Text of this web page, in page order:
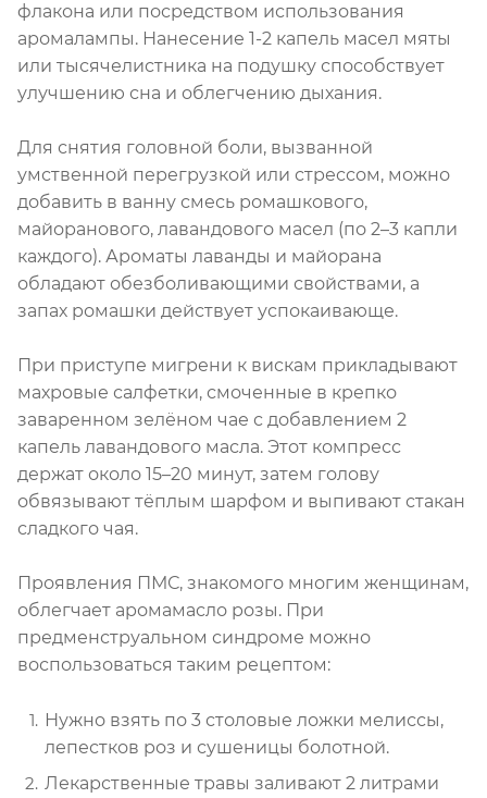
флакона или посредством использования
аромалампы. Нанесение 1-2 капель масел мяты
или тысячелистника на подушку способствует
улучшению сна и облегчению дыхания.
Для снятия головной боли, вызванной
умственной перегрузкой или стрессом, можно
добавить в ванну смесь ромашкового,
майоранового, лавандового масел (по 2–3 капли
каждого). Ароматы лаванды и майорана
обладают обезболивающими свойствами, а
запах ромашки действует успокаивающе.
При приступе мигрени к вискам прикладывают
махровые салфетки, смоченные в крепко
заваренном зелёном чае с добавлением 2
капель лавандового масла. Этот компресс
держат около 15–20 минут, затем голову
обвязывают тёплым шарфом и выпивают стакан
сладкого чая.
Проявления ПМС, знакомого многим женщинам,
облегчает аромамасло розы. При
предменструальном синдроме можно
воспользоваться таким рецептом:
Нужно взять по 3 столовые ложки мелиссы,
лепестков роз и сушеницы болотной.
Лекарственные травы заливают 2 литрами